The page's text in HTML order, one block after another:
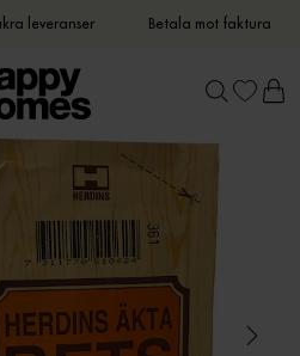
leveranser Betala mot faktura